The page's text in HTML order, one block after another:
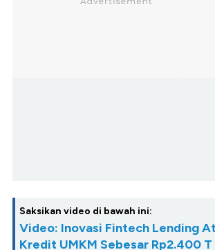
Saksikan video di bawah ini:
Video: Inovasi Fintech Lending
Kredit UMKM Sebesar Rp2.400 T